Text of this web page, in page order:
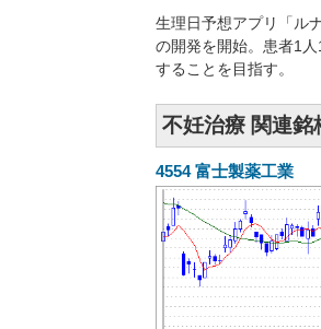
生理日予想アプリ「ル
の開発を開始。患者1
することを目指す。
不妊治療 関連銘
4554 富士製薬工業